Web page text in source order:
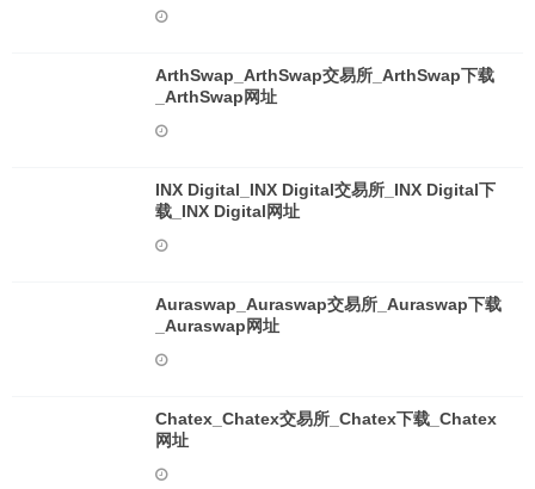
ArthSwap_ArthSwap交易所_ArthSwap下载
_ArthSwap网址
INX Digital_INX Digital交易所_INX Digital下
载_INX Digital网址
Auraswap_Auraswap交易所_Auraswap下载
_Auraswap网址
Chatex_Chatex交易所_Chatex下载_Chatex
网址